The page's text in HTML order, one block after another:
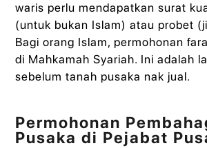
waris perlu mendapatkan surat
(untuk bukan Islam) atau probet
Bagi orang Islam, permohonan
di Mahkamah Syariah. Ini adalah
sebelum tanah pusaka nak jual.
Permohonan
Pusaka di Pejabat